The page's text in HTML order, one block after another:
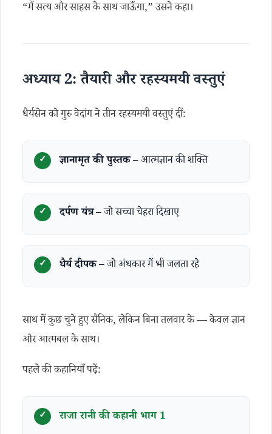
“मैं सत्य और साहस के साथ जाऊँगा,” उसने कहा।
अध्याय 2: तैयारी और रहस्यमयी वस्तुएं
धैर्यसेन को गुरु वेदांग ने तीन रहस्यमयी वस्तुएं दीं:
ज्ञानामृत की पुस्तक– आत्मज्ञान की शक्ति
दर्पण यंत्र– जो सच्चा चेहरा दिखाए
धैर्य दीपक– जो अंधकार में भी जलता रहे
साथ में कुछ चुने हुए सैनिक, लेकिन बिना तलवार के — केवल ज्ञान
और आत्मबल के साथ।
पहले की कहानियाँ पढ़ें:
राजा रानी की कहानी भाग 1